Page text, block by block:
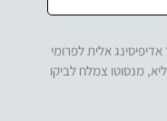
אלית לפרומי
מנסוטו צמלח לביקו